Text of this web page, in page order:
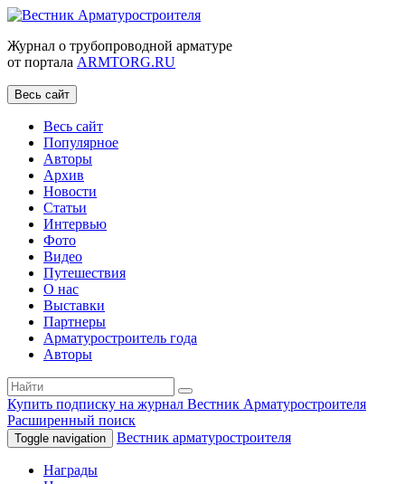
Журнал о трубопроводной арматуре
от портала ARMTORG.RU
Весь сайт
Весь сайт
Популярное
Авторы
Архив
Новости
Статьи
Интервью
Фото
Видео
Путешествия
О нас
Выставки
Партнеры
Арматуростроитель года
Авторы
Купить подписку на журнал Вестник Арматуростроителя
Расширенный поиск
Toggle navigation Вестник арматуростроителя
Награды